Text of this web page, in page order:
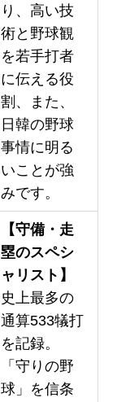
り、高い技
術と野球観
を若手打者
に伝える役
割、また、
日韓の野球
事情に明る
いことが強
みです。
【守備・走
塁のスペシ
ャリスト】
史上最多の
通算533犠打
を記録。
「守りの野
球」を信条